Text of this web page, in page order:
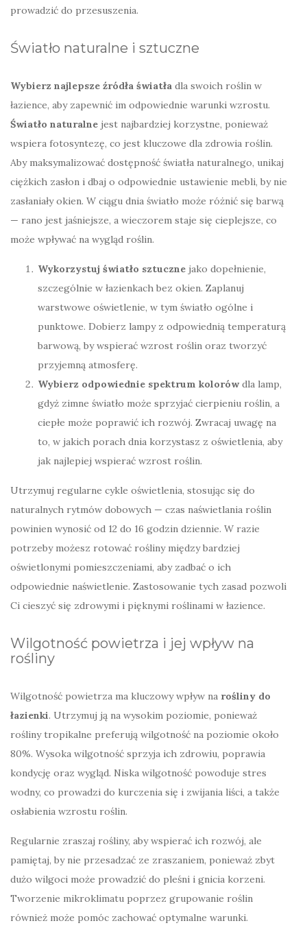
prowadzić do przesuszenia.
Światło naturalne i sztuczne
Wybierz najlepsze źródła światła dla swoich roślin w
łazience, aby zapewnić im odpowiednie warunki wzrostu.
Światło naturalne jest najbardziej korzystne, ponieważ
wspiera fotosyntezę, co jest kluczowe dla zdrowia roślin.
Aby maksymalizować dostępność światła naturalnego, unikaj
ciężkich zasłon i dbaj o odpowiednie ustawienie mebli, by nie
zasłaniały okien. W ciągu dnia światło może różnić się barwą
— rano jest jaśniejsze, a wieczorem staje się cieplejsze, co
może wpływać na wygląd roślin.
Wykorzystuj światło sztuczne jako dopełnienie,
szczególnie w łazienkach bez okien. Zaplanuj
warstwowe oświetlenie, w tym światło ogólne i
punktowe. Dobierz lampy z odpowiednią temperaturą
barwową, by wspierać wzrost roślin oraz tworzyć
przyjemną atmosferę.
Wybierz odpowiednie spektrum kolorów dla lamp,
gdyż zimne światło może sprzyjać cierpieniu roślin, a
ciepłe może poprawić ich rozwój. Zwracaj uwagę na
to, w jakich porach dnia korzystasz z oświetlenia, aby
jak najlepiej wspierać wzrost roślin.
Utrzymuj regularne cykle oświetlenia, stosując się do
naturalnych rytmów dobowych — czas naświetlania roślin
powinien wynosić od 12 do 16 godzin dziennie. W razie
potrzeby możesz rotować rośliny między bardziej
oświetlonymi pomieszczeniami, aby zadbać o ich
odpowiednie naświetlenie. Zastosowanie tych zasad pozwoli
Ci cieszyć się zdrowymi i pięknymi roślinami w łazience.
Wilgotność powietrza i jej wpływ na
rośliny
Wilgotność powietrza ma kluczowy wpływ na rośliny do
łazienki. Utrzymuj ją na wysokim poziomie, ponieważ
rośliny tropikalne preferują wilgotność na poziomie około
80%. Wysoka wilgotność sprzyja ich zdrowiu, poprawia
kondycję oraz wygląd. Niska wilgotność powoduje stres
wodny, co prowadzi do kurczenia się i zwijania liści, a także
osłabienia wzrostu roślin.
Regularnie zraszaj rośliny, aby wspierać ich rozwój, ale
pamiętaj, by nie przesadzać ze zraszaniem, ponieważ zbyt
dużo wilgoci może prowadzić do pleśni i gnicia korzeni.
Tworzenie mikroklimatu poprzez grupowanie roślin
również może pomóc zachować optymalne warunki.